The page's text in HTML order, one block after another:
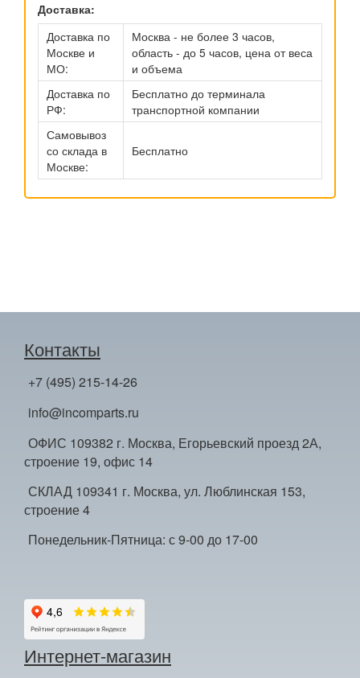
Доставка:
Доставка по
Москве и
МО:
Москва - не более 3 часов,
область - до 5 часов, цена от веса
и объема
Доставка по
РФ:
Бесплатно до терминала
транспортной компании
Самовывоз
со склада в
Москве:
Бесплатно
Контакты
+7 (495) 215-14-26
info@incomparts.ru
ОФИС 109382 г. Москва, Егорьевский проезд 2А,
строение 19, офис 14
СКЛАД 109341 г. Москва, ул. Люблинская 153,
строение 4
Понедельник-Пятница: с 9-00 до 17-00
Интернет-магазин